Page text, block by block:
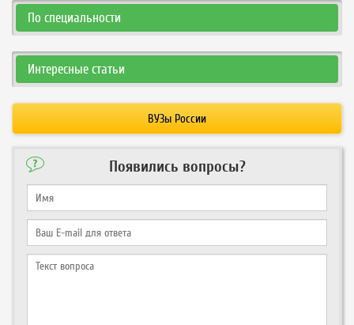
По специальности
Интересные статьи
ВУЗы России
Появились вопросы?